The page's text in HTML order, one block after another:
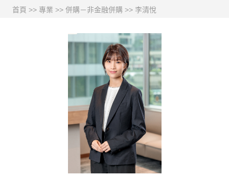
首頁 >> 專業 >> 併購－非金融併購 >> 李清悅